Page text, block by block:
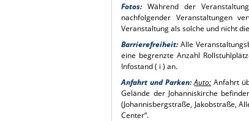
Fotos:Während der
nachfolgender Veranstaltungen
Veranstaltung als solche und nicht
Barrierefreiheit:Alle
eine begrenzte Anzahl
Infostand ( i ) an.
Anfahrt und Parken: Auto: Anfahrt
Gelände der Johanniskirche
(Johannisbergstraße, Jakobstraße,
Center“.